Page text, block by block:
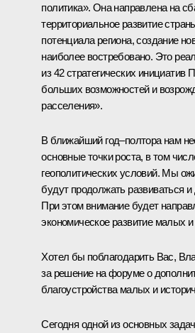
политика». Она направлена на
территориальное развитие
потенциала региона, создание
наиболее востребовано. Это
из 42 стратегических инициатив
больших возможностей и
расселения».
В ближайший год–полтора нам
основные точки роста, в том
геополитических условий. Мы
будут продолжать развиваться
При этом внимание будет
экономическое развитие малых
Хотел бы поблагодарить Вас,
за решение на форуме о
благоустройства малых и
Сегодня одной из основных